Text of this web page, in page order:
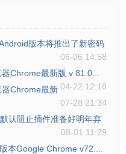
版本将推出了新密码
06-06 14:58
Chrome最新版 v 81.0...
04-22 12:18
Chrome最新
07-28 21:34
认阻止插件准备好明年弃
08-01 11:29
本Google Chrome v72....